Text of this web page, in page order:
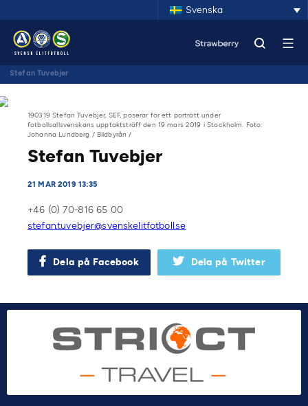
Svenska
Stefan Tuvebjer
190319 Stefan Tuvebjer, SEF, poserar för ett porträtt under
fotbollsallsvenskans upptaktsträff den 19 mars 2019 i Stockholm. Foto:
Johanna Lundberg / Bildbyrån /
Stefan Tuvebjer
21 MAR 2019 13:35
+46 (0) 70-816 65 00
stefan.tuvebjer@svenskelitfotboll.se
Dela på Facebook Dela på Twitter